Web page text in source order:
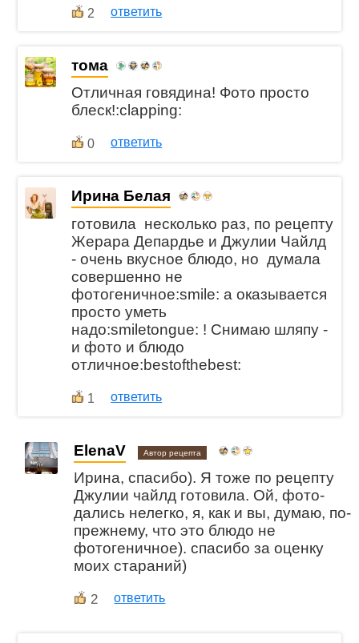
2 ответить
тома
Отличная говядина! Фото просто
блеск!:clapping:
0 ответить
Ирина Белая
готовила несколько раз, по рецепту
Жерара Депардье и Джулии Чайлд
- очень вкусное блюдо, но думала
совершенно не
фотогеничное:smile: а оказывается
просто уметь
надо:smiletongue: ! Снимаю шляпу -
и фото и блюдо
отличное:bestofthebest:
1 ответить
ElenaV Автор рецепта
Ирина, спасибо). Я тоже по рецепту
Джулии чайлд готовила. Ой, фото-
дались нелегко, я, как и вы, думаю, по-
прежнему, что это блюдо не
фотогеничное). спасибо за оценку
моих стараний)
2 ответить